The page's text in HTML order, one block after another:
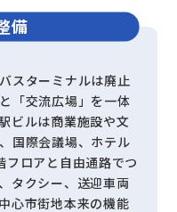
備
スターミナルは廃止
「交流広場」を一体
ビルは商業施設や文
国際会議場、ホテル
フロアと自由通路でつ
タクシー、送迎車両
心市街地本来の機能